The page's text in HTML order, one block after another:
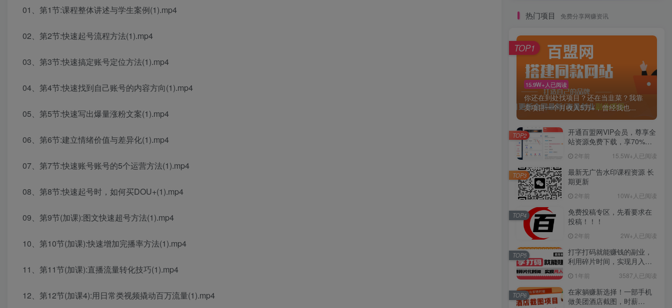
01、第1节:课程整体讲述与学生案例(1).mp4
02、第2节:快速起号流程方法(1).mp4
03、第3节:快速搞定账号定位方法(1).mp4
04、第4节:快速找到自己账号的内容方向(1).mp4
05、第5节:快速写出爆量涨粉文案(1).mp4
06、第6节:建立情绪价值与差异化(1).mp4
07、第7节:快速账号账号的5个运营方法(1).mp4
08、第8节:快速起号时，如何买DOU+(1).mp4
09、第9节(加课):图文快速超号方法(1).mp4
10、第10节(加课):快速增加完播率方法(1).mp4
11、第11节(加课):直播流量转化技巧(1).mp4
12、第12节(加课4):用日常类视频撬动百万流量(1).mp4
热门项目 免费分享网赚资讯
15.9W+人已阅读
你还在到处找项目？还在当韭菜？我靠
卖项目一个月收入5万+，曾经我也...
TOP1
开通百盟网VIP会员，尊享全
站资源免费下载，享70%的
惠】2年前 15.5W+人已阅读
TOP2
最新无广告水印课程资源 长
期更新
2年前 10W+人已阅读
TOP3
免费投稿专区，先看要求在
投稿！！！
2年前 2W+人已阅读
TOP4
打字打码就能赚钱的副业，
利用碎片时间，实现月入过
1年前 3587人已阅读
TOP5
在家躺赚新选择！一部手机
做美团酒店截图，时薪
TOP6